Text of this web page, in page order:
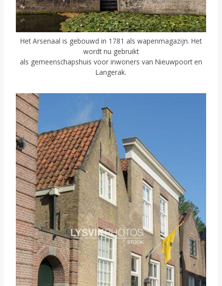
Het Arsenaal is gebouwd in 1781 als wapenmagazijn. Het
wordt nu gebruikt
als gemeenschapshuis voor inwoners van Nieuwpoort en
Langerak.